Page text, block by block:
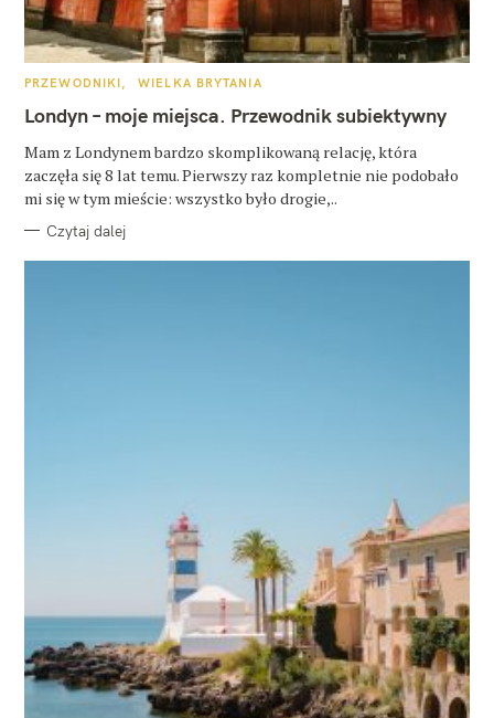
K
T
E
O
R
I
PRZEWODNIKI WIELKA BRYTANIA
Londyn – moje miejsca. Przewodnik subiektywny
Mam z Londynem bardzo skomplikowaną relację, która
zaczęła się 8 lat temu. Pierwszy raz kompletnie nie podobało
mi się w tym mieście: wszystko było drogie,..
Czytaj dalej
W
y